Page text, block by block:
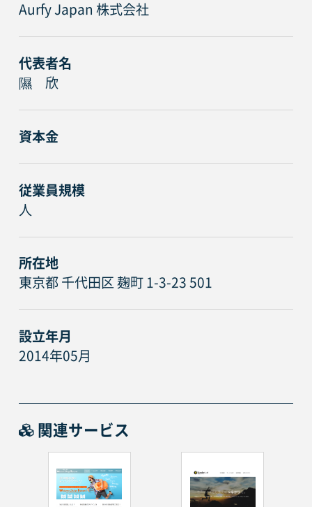
Aurfy Japan 株式会社
代表者名
隰 欣
資本金
従業員規模
人
所在地
東京都 千代田区 麹町 1-3-23 501
設立年月
2014年05月
関連サービス